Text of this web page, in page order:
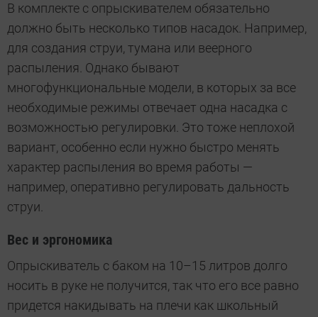
В комплекте с опрыскивателем обязательно
должно быть несколько типов насадок. Например,
для создания струи, тумана или веерного
распыления. Однако бывают
многофункциональные модели, в которых за все
необходимые режимы отвечает одна насадка с
возможностью регулировки. Это тоже неплохой
вариант, особенно если нужно быстро менять
характер распыления во время работы —
например, оперативно регулировать дальность
струи.
Вес и эргономика
Опрыскиватель с баком на 10–15 литров долго
носить в руке не получится, так что его все равно
придется накидывать на плечи как школьный